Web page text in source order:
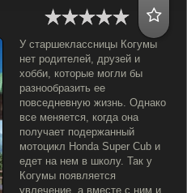
У старшеклассницы Когумы
нет родителей, друзей и
хобби, которые могли бы
разнообразить ее
повседневную жизнь. Однако
все меняется, когда она
получает подержанный
мотоцикл Honda Super Cub и
едет на нем в школу. Так у
Когумы появляется
увлечение, а вместе с ним и